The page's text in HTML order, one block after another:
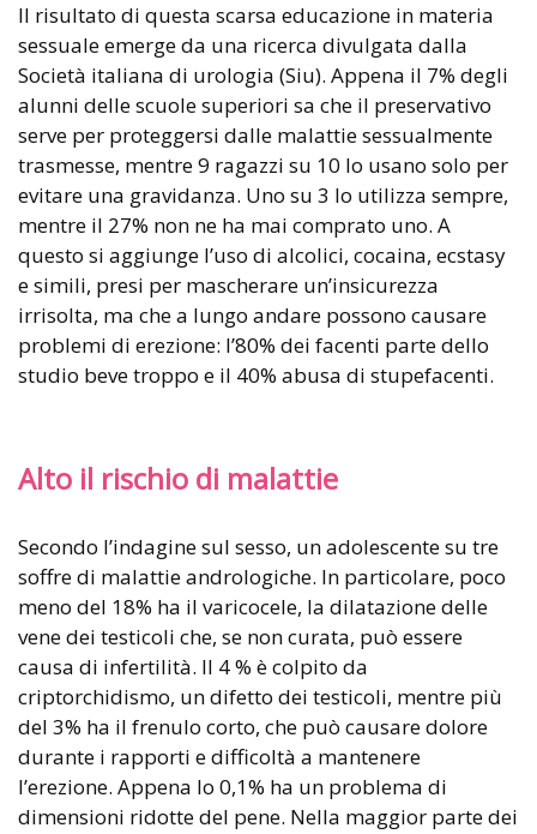
Il risultato di questa scarsa educazione in materia
sessuale emerge da una ricerca divulgata dalla
Società italiana di urologia (Siu). Appena il 7% degli
alunni delle scuole superiori sa che il preservativo
serve per proteggersi dalle malattie sessualmente
trasmesse, mentre 9 ragazzi su 10 lo usano solo per
evitare una gravidanza. Uno su 3 lo utilizza sempre,
mentre il 27% non ne ha mai comprato uno. A
questo si aggiunge l’uso di alcolici, cocaina, ecstasy
e simili, presi per mascherare un’insicurezza
irrisolta, ma che a lungo andare possono causare
problemi di erezione: l’80% dei facenti parte dello
studio beve troppo e il 40% abusa di stupefacenti.
Alto il rischio di malattie
Secondo l’indagine sul sesso, un adolescente su tre
soffre di malattie andrologiche. In particolare, poco
meno del 18% ha il varicocele, la dilatazione delle
vene dei testicoli che, se non curata, può essere
causa di infertilità. Il 4 % è colpito da
criptorchidismo, un difetto dei testicoli, mentre più
del 3% ha il frenulo corto, che può causare dolore
durante i rapporti e difficoltà a mantenere
l’erezione. Appena lo 0,1% ha un problema di
dimensioni ridotte del pene. Nella maggior parte dei